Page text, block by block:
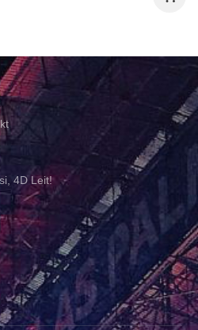
4D Leit!